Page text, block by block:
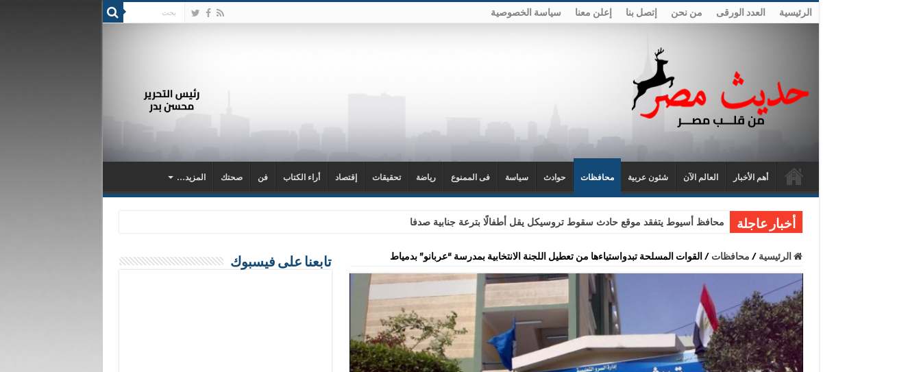
الرئيسية العدد الورقى من نحن إتصل بنا إعلن معنا سياسة الخصوصية
أهم الأخبار العالم الآن شئون عربية محافظات حوادث سياسة فى الممنوع رياضة تحقيقات إقتصاد أراء الكتاب فن صحتك المزيد…
أخبار عاجلة محافظ أسيوط يتفقد موقع حادث سقوط تروسيكل يقل أطفالًا بترعة جنابية صدفا
الرئيسية / محافظات /القوات المسلحة تبدواستياءها من تعطيل اللجنة الانتخابية بمدرسة “عربانو” بدمياط تابعنا على فيسبوك